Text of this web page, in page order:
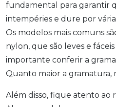
fundamental para garantir
intempéries e dure por
Os modelos mais comuns
nylon, que são leves e
importante conferir a
Quanto maior a gramatura,
Além disso, fique atento ao